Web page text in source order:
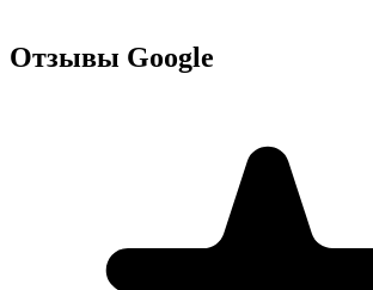
Отзывы Google